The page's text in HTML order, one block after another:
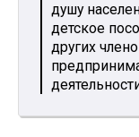
душу
детское
других